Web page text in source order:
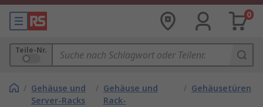
0
Teile-Nr.
/ Gehäuse und
Server-Racks
/ Gehäuse und
Rack-
/ Gehäusetüren